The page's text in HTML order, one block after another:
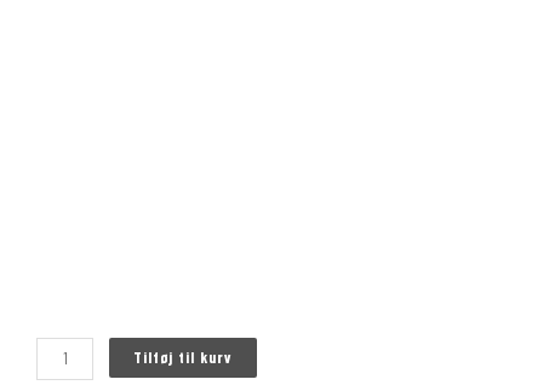
Tilføj til kurv